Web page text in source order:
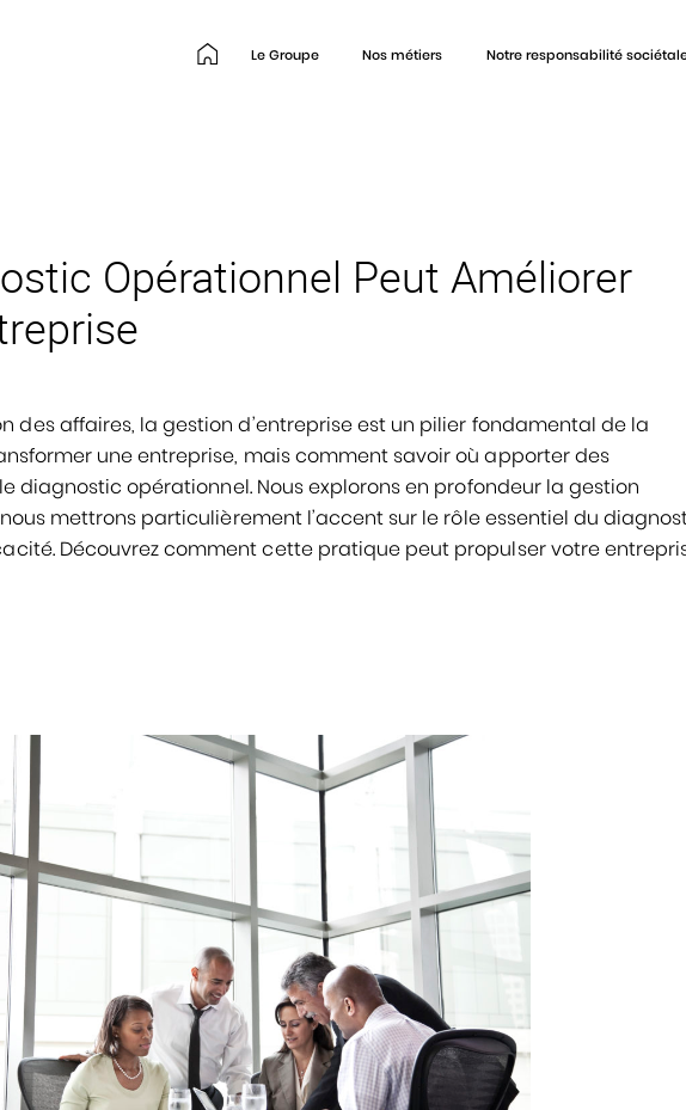
Le Groupe Nos métiers Notre responsabilité
Opérationnel Peut Améliorer
des affaires, la gestion d’entreprise est un pilier fondamental de la
une entreprise, mais comment savoir où apporter des
diagnostic opérationnel. Nous explorons en profondeur la gestion
mettrons particulièrement l’accent sur le rôle essentiel du
Découvrez comment cette pratique peut propulser votre